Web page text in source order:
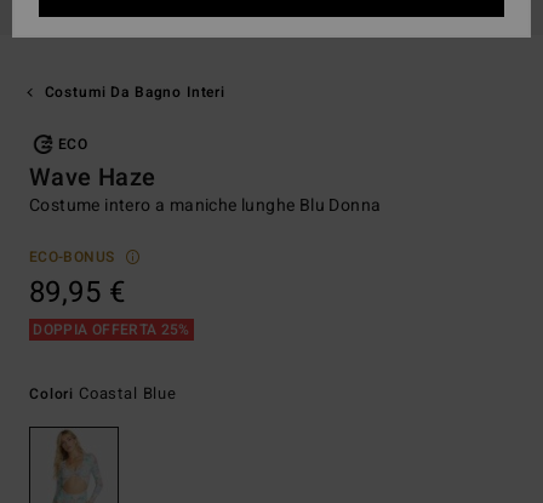
Costumi Da Bagno Interi
ECO
Wave Haze
Costume intero a maniche lunghe Blu Donna
ECO-BONUS
89,95 €
DOPPIA OFFERTA 25%
Colori Coastal Blue